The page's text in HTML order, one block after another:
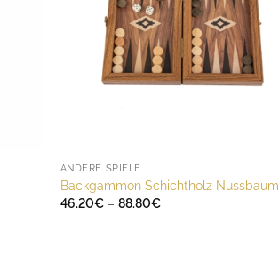
ANDERE SPIELE
Backgammon Schichtholz Nussbaum
46.20€ – 88.80€Preisspanne: